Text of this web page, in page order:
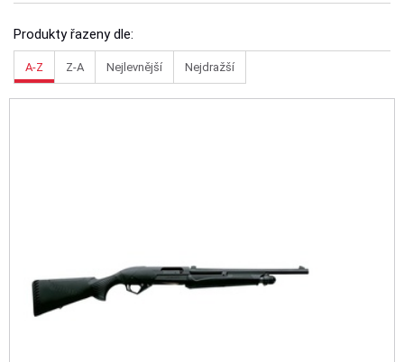
Produkty řazeny dle:
A-Z Z-A Nejlevnější Nejdražší